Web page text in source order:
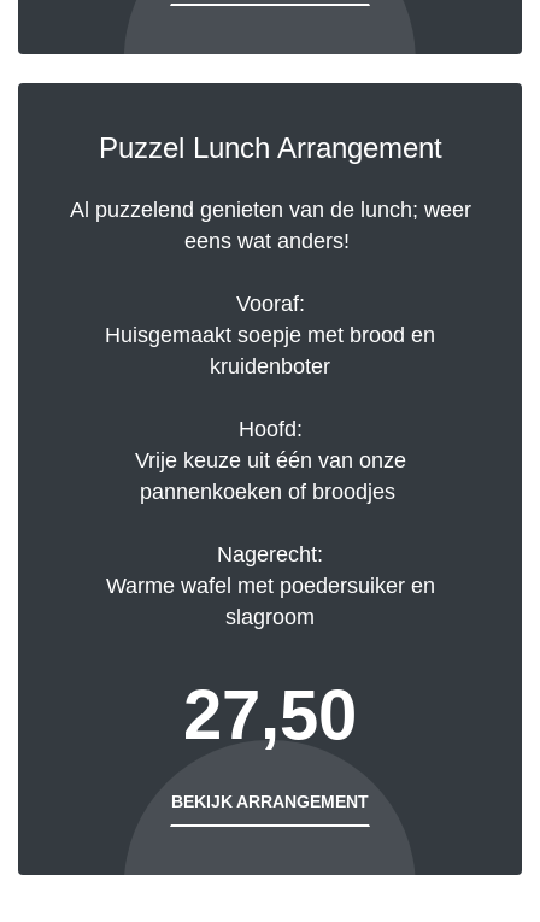
Puzzel Lunch Arrangement
Al puzzelend genieten van de lunch; weer
eens wat anders!
Vooraf:
Huisgemaakt soepje met brood en
kruidenboter
Hoofd:
Vrije keuze uit één van onze
pannenkoeken of broodjes
Nagerecht:
Warme wafel met poedersuiker en
slagroom
27,50
BEKIJK ARRANGEMENT